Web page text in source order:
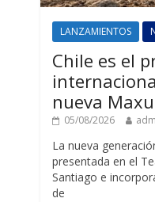
LANZAMIENTOS
Chile es el
nueva
05/08/2026
La nueva
presentada en el
Santiago e
de